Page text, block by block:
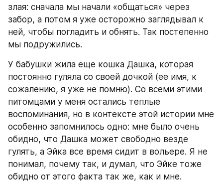
злая: сначала мы начали «общаться» через
забор, а потом я уже осторожно заглядывал к
ней, чтобы погладить и обнять. Так постепенно
мы подружились.
У бабушки жила еще кошка Дашка, которая
постоянно гуляла со своей дочкой (ее имя, к
сожалению, я уже не помню). Со всеми этими
питомцами у меня остались теплые
воспоминания, но в контексте этой истории мне
особенно запомнилось одно: мне было очень
обидно, что Дашка может свободно везде
гулять, а Эйка все время сидит в вольере. Я не
понимал, почему так, и думал, что Эйке тоже
обидно от этого факта так же, как и мне.